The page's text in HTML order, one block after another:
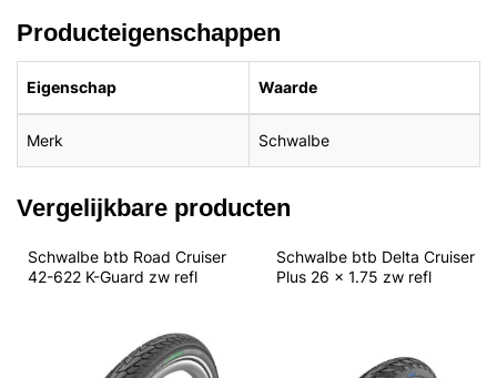
Producteigenschappen
Eigenschap Waarde
Merk Schwalbe
Vergelijkbare producten
Schwalbe btb Road Cruiser
42-622 K-Guard zw refl
Schwalbe btb Delta Cruiser
Plus 26 x 1.75 zw refl